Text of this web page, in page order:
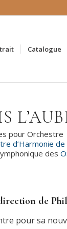
Catalogue
pour Orchestre
d’Harmonie
des
de
pour sa